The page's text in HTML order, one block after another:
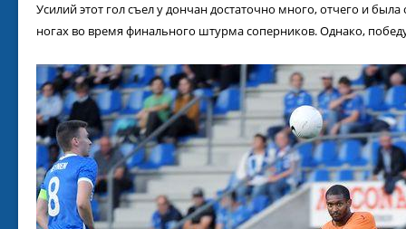
Усилий этот гол съел у дончан достаточно много, отчего и
ногах во время финального штурма соперников. Однако,